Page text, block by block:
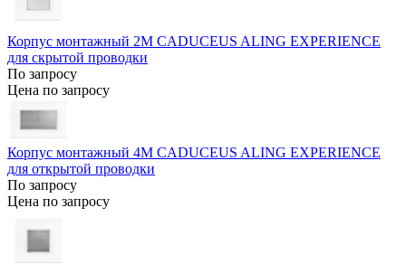
Корпус монтажный 2М CADUCEUS ALING EXPERIENCE
для скрытой проводки
По запросу
Цена по запросу
Корпус монтажный 4М CADUCEUS ALING EXPERIENCE
для открытой проводки
По запросу
Цена по запросу